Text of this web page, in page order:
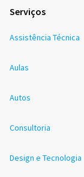
Serviços
Assistência Técnica
Aulas
Autos
Consultoria
Design e Tecnologia